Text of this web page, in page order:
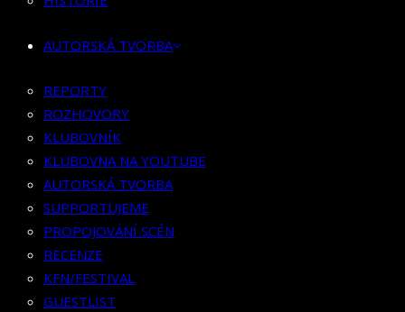
KLUBOVNA NA YOUTUBE
SUPPORTUJEME
PROPOJOVÁNÍ SCÉN
RECENZE
KFN/FESTIVAL
GUESTLIST
SPOLUPRÁCE
BOOKING
PR SPOLUPRÁCE
AUTORSKÁ TVORBA
REPORTY
ROZHOVORY
KLUBOVNÍK
KLUBOVNA NA YOUTUBE
AUTORSKÁ TVORBA
SUPPORTUJEME
PROPOJOVÁNÍ SCÉN
RECENZE
KFN/FESTIVAL
GUESTLIST